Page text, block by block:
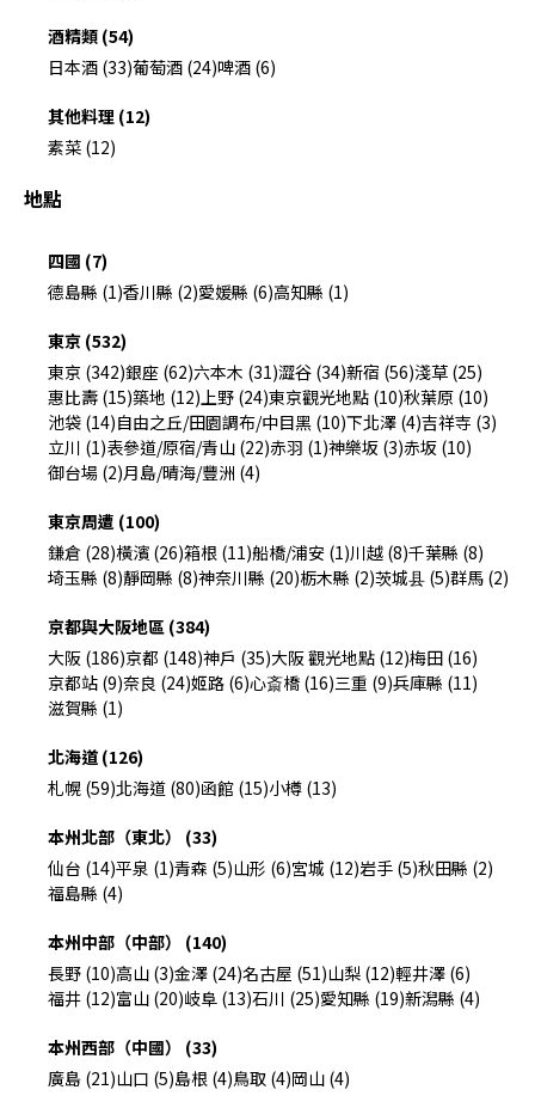
酒精類 (54)
日本酒 (33)葡萄酒 (24)啤酒 (6)
其他料理 (12)
素菜 (12)
地點
四國 (7)
德島縣 (1)香川縣 (2)愛媛縣 (6)高知縣 (1)
東京 (532)
東京 (342)銀座 (62)六本木 (31)澀谷 (34)新宿 (56)淺草 (25)
惠比壽 (15)築地 (12) 上野 (24)東京觀光地點 (10)秋葉原 (10)
池袋 (14)自由之丘/田園調布/中目黑 (10)下北澤 (4)吉祥寺 (3)
立川 (1)表參道/原宿/青山 (22)赤羽 (1)神樂坂 (3)赤坂 (10)
御台場 (2)月島/晴海/豐洲 (4)
東京周遭 (100)
鎌倉 (28)橫濱 (26)箱根 (11)船橋/浦安 (1)川越 (8)千葉縣 (8)
埼玉縣 (8)靜岡縣 (8)神奈川縣 (20)栃木縣 (2)茨城县 (5)群馬 (2)
京都與大阪地區 (384)
大阪 (186)京都 (148)神戶 (35)大阪 觀光地點 (12)梅田 (16)
京都站 (9)奈良 (24)姬路 (6)心斎橋 (16)三重 (9)兵庫縣 (11)
滋賀縣 (1)
北海道 (126)
札幌 (59)北海道 (80)函館 (15)小樽 (13)
本州北部（東北） (33)
仙台 (14)平泉 (1)青森 (5)山形 (6)宮城 (12)岩手 (5)秋田縣 (2)
福島縣 (4)
本州中部（中部） (140)
長野 (10)高山 (3)金澤 (24)名古屋 (51)山梨 (12)輕井澤 (6)
福井 (12)富山 (20)岐阜 (13)石川 (25)愛知縣 (19)新潟縣 (4)
本州西部（中國） (33)
廣島 (21)山口 (5)島根 (4)鳥取 (4)岡山 (4)